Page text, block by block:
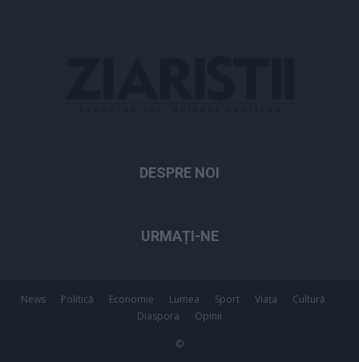
DESPRE NOI
URMAȚI-NE
News Politică Economie Lumea Sport Viața
Cultură
Diaspora
Opinii
©